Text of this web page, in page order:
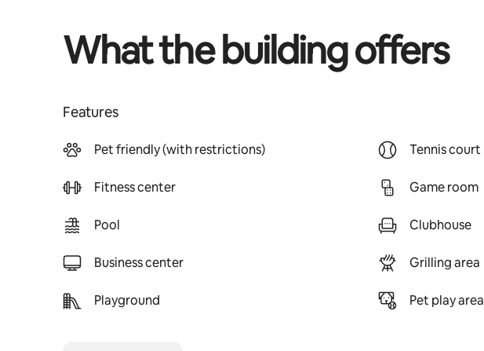
What the building offers
Features
Pet friendly (with restrictions)
Fitness center
Pool
Business center
Playground
Tennis court
Game room
Clubhouse
Grilling area
Pet play area